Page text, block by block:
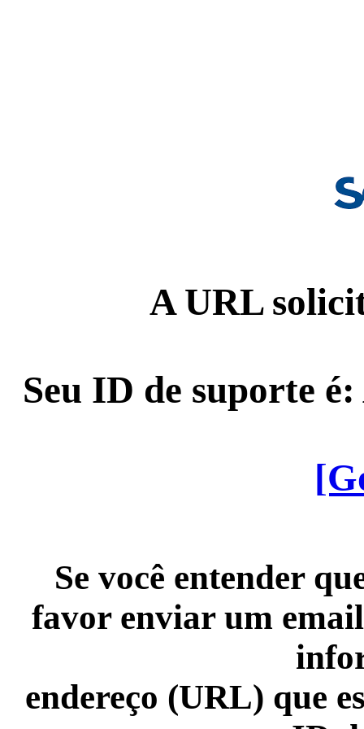
A URL
Seu ID de suporte
Se você entender
favor enviar um
endereço (URL) que